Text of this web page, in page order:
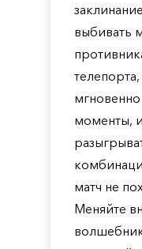
выбивать
мгновенно
моменты,
матч не
Меняйте